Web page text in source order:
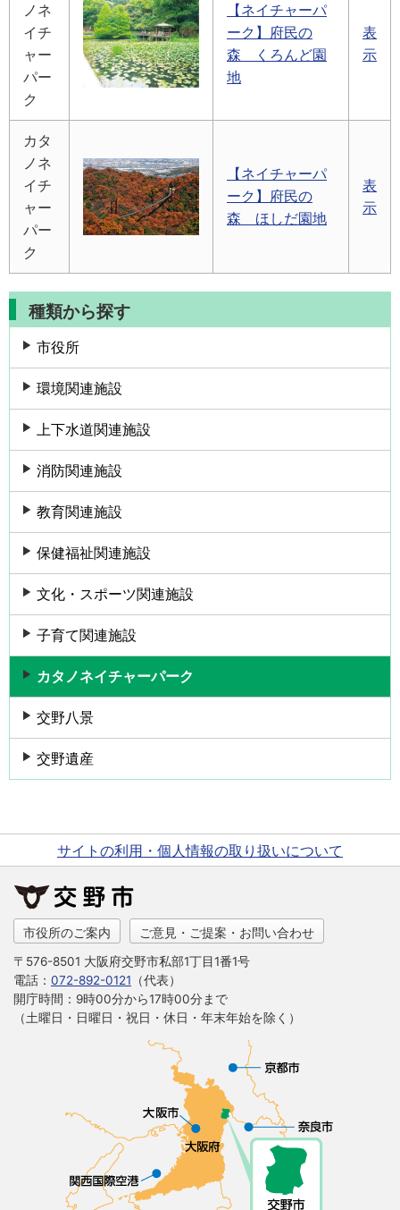
ノネ
イチ
ャー
パー
ク
【ネイチャーパ
ーク】府民の
森 くろんど園
地
表
示
カタ
ノネ
イチ
ャー
パー
ク
【ネイチャーパ
ーク】府民の
森 ほしだ園地
表
示
種類から探す
市役所
環境関連施設
上下水道関連施設
消防関連施設
教育関連施設
保健福祉関連施設
文化・スポーツ関連施設
子育て関連施設
カタノネイチャーパーク
交野八景
交野遺産
サイトの利用・個人情報の取り扱いについて
市役所のご案内 ご意見・ご提案・お問い合わせ
〒576-8501 大阪府交野市私部1丁目1番1号
電話： 072-892-0121 （代表）
開庁時間：9時00分から17時00分まで
（土曜日・日曜日・祝日・休日・年末年始を除く）